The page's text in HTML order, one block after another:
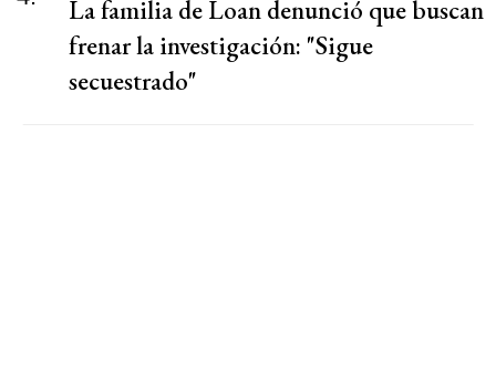
La familia de Loan denunció que buscan
frenar la investigación: "Sigue
secuestrado"